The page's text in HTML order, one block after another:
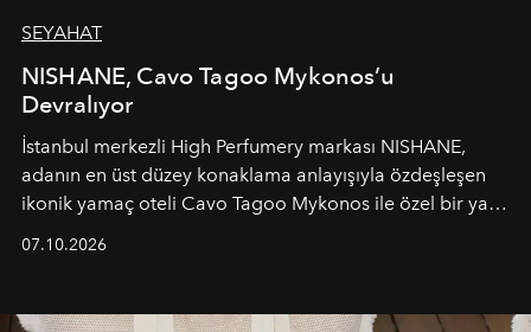
SEYAHAT
NISHANE, Cavo Tagoo Mykonos’u
Devralıyor
İstanbul merkezli High Perfumery markası NISHANE,
adanın en üst düzey konaklama anlayışıyla özdeşleşen
ikonik yamaç oteli Cavo Tagoo Mykonos ile özel bir yaz
buluşturarak markanın Cavo Tagoo’daki varlığını
07.10.2026